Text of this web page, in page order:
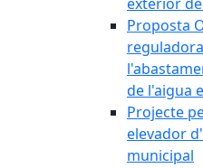
Proposta
de l'aigua
Projecte
elevador
municipal